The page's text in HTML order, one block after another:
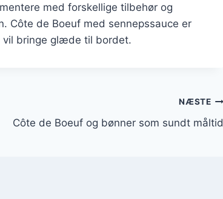
med forskellige tilbehør og
Côte de Boeuf med sennepssauce er
vil bringe glæde til bordet.
NÆSTE
Côte de Boeuf og bønner som sundt måltid